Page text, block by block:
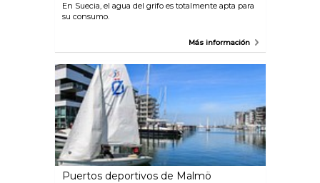
En Suecia, el agua del grifo es totalmente apta para
su consumo.
Más información
Puertos deportivos de Malmö